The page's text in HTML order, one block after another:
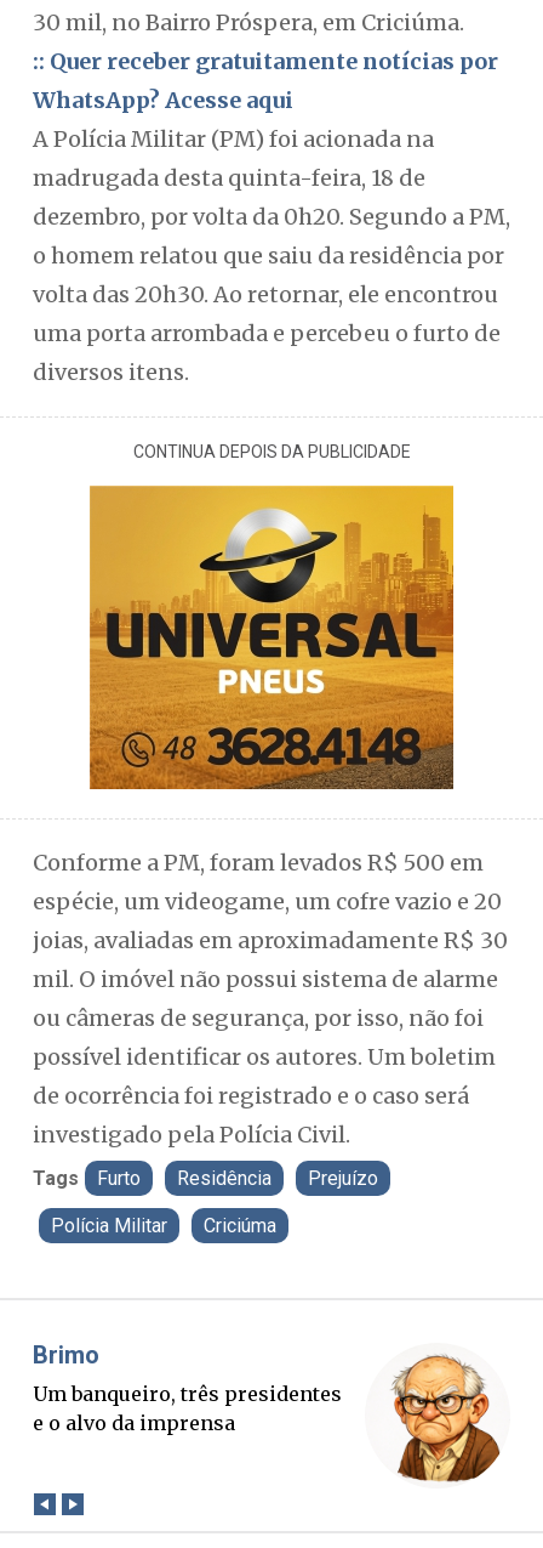
30 mil, no Bairro Próspera, em Criciúma.
:: Quer receber gratuitamente notícias por
WhatsApp? Acesse aqui
A Polícia Militar (PM) foi acionada na
madrugada desta quinta-feira, 18 de
dezembro, por volta da 0h20. Segundo a PM,
o homem relatou que saiu da residência por
volta das 20h30. Ao retornar, ele encontrou
uma porta arrombada e percebeu o furto de
diversos itens.
CONTINUA DEPOIS DA PUBLICIDADE
Conforme a PM, foram levados R$ 500 em
espécie, um videogame, um cofre vazio e 20
joias, avaliadas em aproximadamente R$ 30
mil. O imóvel não possui sistema de alarme
ou câmeras de segurança, por isso, não foi
possível identificar os autores. Um boletim
de ocorrência foi registrado e o caso será
investigado pela Polícia Civil.
Tags Furto Residência Prejuízo
Polícia Militar Criciúma
Misael Elias
O Boato corre mais rápido que a
verdade. Mas quem paga a